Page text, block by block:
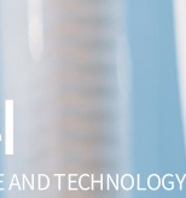
AND TECHNOLOGY